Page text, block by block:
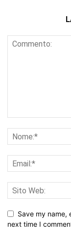
Save my name,
next time I